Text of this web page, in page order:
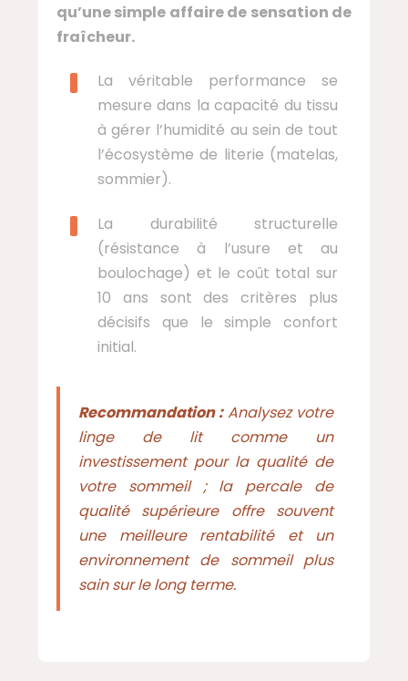
qu’une simple affaire de sensation de
fraîcheur.
La véritable performance se
mesure dans la capacité du tissu
à gérer l’humidité au sein de tout
l’écosystème de literie (matelas,
sommier).
La durabilité structurelle
(résistance à l’usure et au
boulochage) et le coût total sur
10 ans sont des critères plus
décisifs que le simple confort
initial.
Recommandation :Analysez votre
linge de lit comme un
investissement pour la qualité de
votre sommeil ; la percale de
qualité supérieure offre souvent
une meilleure rentabilité et un
environnement de sommeil plus
sain sur le long terme.